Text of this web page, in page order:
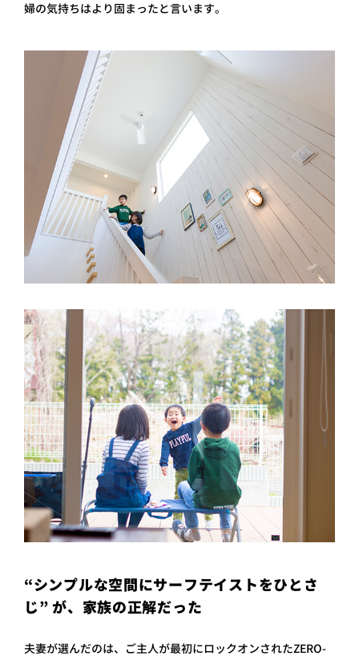
婦の気持ちはより固まったと言います。
“シンプルな空間にサーフテイストをひとさ
じ” が、家族の正解だった
夫妻が選んだのは、ご主人が最初にロックオンされたZERO-